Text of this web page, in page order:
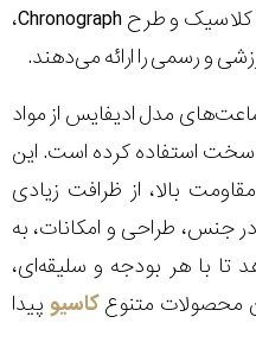
ادیفایس با ظاهر متمایل به کلاسیک و طرح Chronograph،
و رسمی را ارائه می‌دهند.
مدل ادیفایس از مواد
سخت استفاده کرده است. این
بالا، از ظرافت زیادی
جنس، طراحی و امکانات، به
تا با هر بودجه و سلیقه‌ای،
محصولات متنوعکاسیو پیدا